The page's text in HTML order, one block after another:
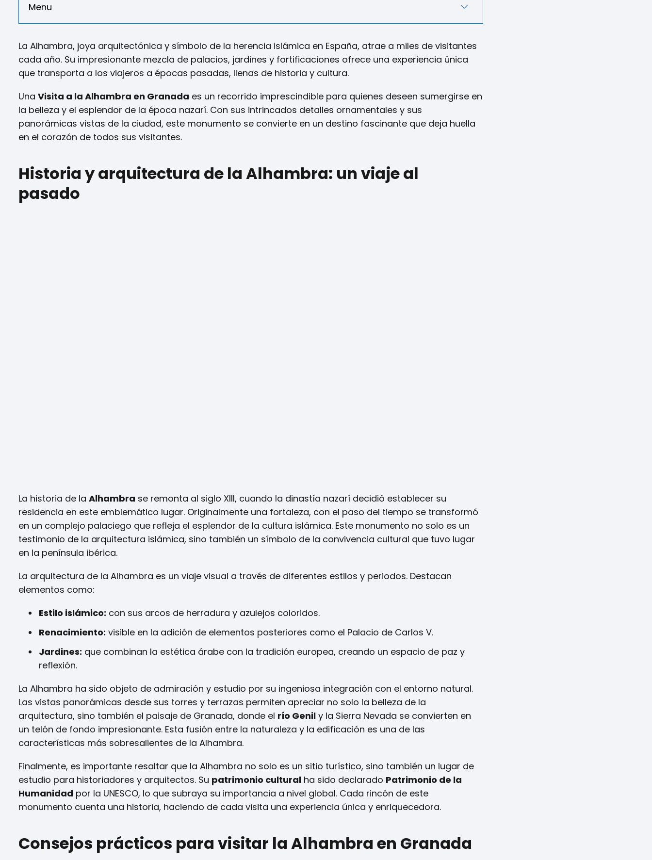
Menu
La Alhambra, joya arquitectónica y símbolo de la herencia islámica en España, atrae a miles de visitantes
cada año. Su impresionante mezcla de palacios, jardines y fortificaciones ofrece una experiencia única
que transporta a los viajeros a épocas pasadas, llenas de historia y cultura.
Una Visita a la Alhambra en Granada es un recorrido imprescindible para quienes deseen sumergirse en
la belleza y el esplendor de la época nazarí. Con sus intrincados detalles ornamentales y sus
panorámicas vistas de la ciudad, este monumento se convierte en un destino fascinante que deja huella
en el corazón de todos sus visitantes.
Historia y arquitectura de la Alhambra: un viaje al
pasado
La historia de la Alhambra se remonta al siglo XIII, cuando la dinastía nazarí decidió establecer su
residencia en este emblemático lugar. Originalmente una fortaleza, con el paso del tiempo se transformó
en un complejo palaciego que refleja el esplendor de la cultura islámica. Este monumento no solo es un
testimonio de la arquitectura islámica, sino también un símbolo de la convivencia cultural que tuvo lugar
en la península ibérica.
La arquitectura de la Alhambra es un viaje visual a través de diferentes estilos y periodos. Destacan
elementos como:
Estilo islámico: con sus arcos de herradura y azulejos coloridos.
Renacimiento: visible en la adición de elementos posteriores como el Palacio de Carlos V.
Jardines: que combinan la estética árabe con la tradición europea, creando un espacio de paz y
reflexión.
La Alhambra ha sido objeto de admiración y estudio por su ingeniosa integración con el entorno natural.
Las vistas panorámicas desde sus torres y terrazas permiten apreciar no solo la belleza de la
arquitectura, sino también el paisaje de Granada, donde el río Genil y la Sierra Nevada se convierten en
un telón de fondo impresionante. Esta fusión entre la naturaleza y la edificación es una de las
características más sobresalientes de la Alhambra.
Finalmente, es importante resaltar que la Alhambra no solo es un sitio turístico, sino también un lugar de
estudio para historiadores y arquitectos. Su patrimonio cultural ha sido declarado Patrimonio de la
Humanidad por la UNESCO, lo que subraya su importancia a nivel global. Cada rincón de este
monumento cuenta una historia, haciendo de cada visita una experiencia única y enriquecedora.
Consejos prácticos para visitar la Alhambra en Granada